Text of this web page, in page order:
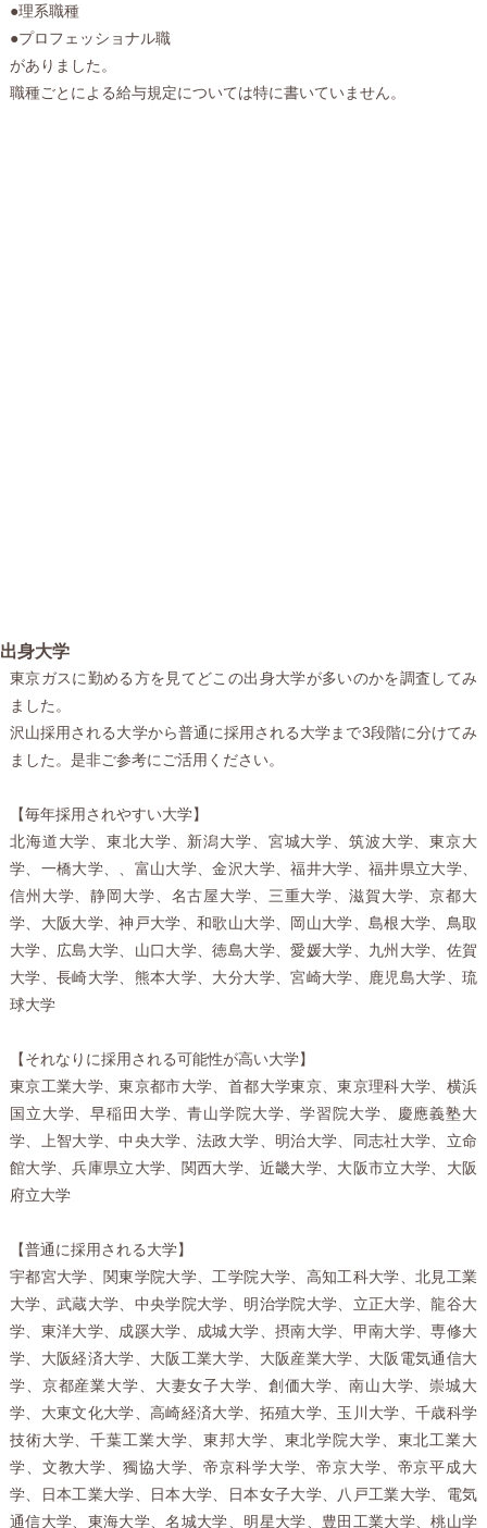
●理系職種
●プロフェッショナル職
がありました。
職種ごとによる給与規定については特に書いていません。
出身大学
東京ガスに勤める方を見てどこの出身大学が多いのかを調査してみ
ました。
沢山採用される大学から普通に採用される大学まで3段階に分けてみ
ました。是非ご参考にご活用ください。
【毎年採用されやすい大学】
北海道大学、東北大学、新潟大学、宮城大学、筑波大学、東京大
学、一橋大学、、富山大学、金沢大学、福井大学、福井県立大学、
信州大学、静岡大学、名古屋大学、三重大学、滋賀大学、京都大
学、大阪大学、神戸大学、和歌山大学、岡山大学、島根大学、鳥取
大学、広島大学、山口大学、徳島大学、愛媛大学、九州大学、佐賀
大学、長崎大学、熊本大学、大分大学、宮崎大学、鹿児島大学、琉
球大学
【それなりに採用される可能性が高い大学】
東京工業大学、東京都市大学、首都大学東京、東京理科大学、横浜
国立大学、早稲田大学、青山学院大学、学習院大学、慶應義塾大
学、上智大学、中央大学、法政大学、明治大学、同志社大学、立命
館大学、兵庫県立大学、関西大学、近畿大学、大阪市立大学、大阪
府立大学
【普通に採用される大学】
宇都宮大学、関東学院大学、工学院大学、高知工科大学、北見工業
大学、武蔵大学、中央学院大学、明治学院大学、立正大学、龍谷大
学、東洋大学、成蹊大学、成城大学、摂南大学、甲南大学、専修大
学、大阪経済大学、大阪工業大学、大阪産業大学、大阪電気通信大
学、京都産業大学、大妻女子大学、創価大学、南山大学、崇城大
学、大東文化大学、高崎経済大学、拓殖大学、玉川大学、千歳科学
技術大学、千葉工業大学、東邦大学、東北学院大学、東北工業大
学、文教大学、獨協大学、帝京科学大学、帝京大学、帝京平成大
学、日本工業大学、日本大学、日本女子大学、八戸工業大学、電気
通信大学、東海大学、名城大学、明星大学、豊田工業大学、桃山学